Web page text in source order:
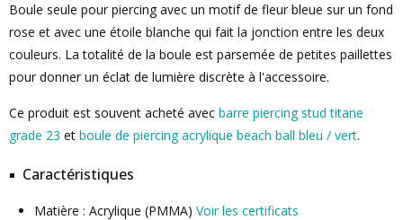
Boule seule pour piercing avec un motif de fleur bleue sur un fond
rose et avec une étoile blanche qui fait la jonction entre les deux
couleurs. La totalité de la boule est parsemée de petites paillettes
pour donner un éclat de lumière discrète à l'accessoire.
Ce produit est souvent acheté avec barre piercing stud titane
grade 23 et boule de piercing acrylique beach ball bleu / vert.
Caractéristiques
Matière : Acrylique (PMMA) Voir les certificats